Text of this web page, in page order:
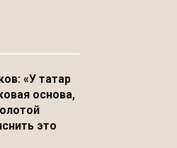
«У татар
основа,
это